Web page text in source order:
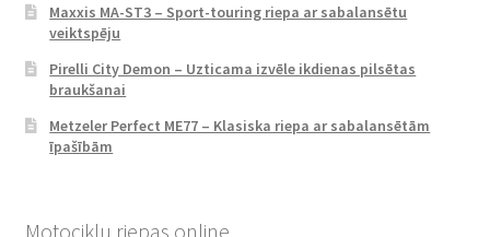
Maxxis MA-ST3 – Sport-touring riepa ar sabalansētu
veiktspēju
Pirelli City Demon – Uzticama izvēle ikdienas pilsētas
braukšanai
Metzeler Perfect ME77 – Klasiska riepa ar sabalansētām
īpašībām
Motociklu riepas online